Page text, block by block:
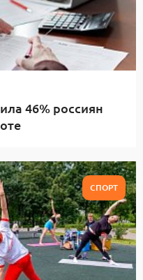
46% россиян
СПОРТ